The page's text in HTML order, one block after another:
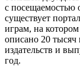
с посещаемостью
существует
играм, на котором
описано 20 тысяч
издательств и
год.